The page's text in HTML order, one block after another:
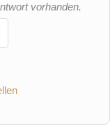
vorhanden.